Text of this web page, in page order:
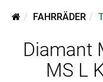
FAHRRÄDER
Diamant
MS L